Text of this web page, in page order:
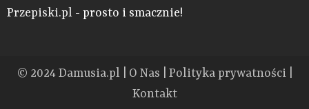
Przepiski.pl - prosto i smacznie!
© 2024 Damusia.pl O Nas Polityka prywatności|
Kontakt